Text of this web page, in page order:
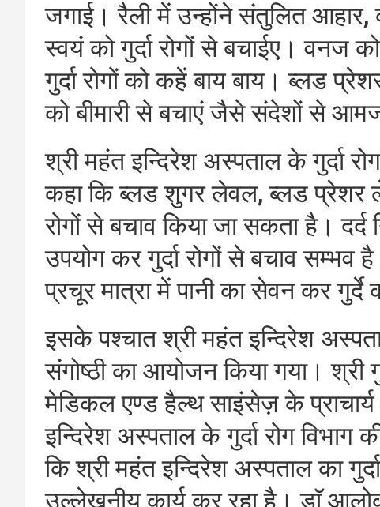
जगाई। रैली में उन्होंने संतुलित आहार,
स्वयं को गुर्दा रोगों से बचाईए। वनज
गुर्दा रोगों को कहें बाय बाय। ब्लड
को बीमारी से बचाएं जैसे संदेशों से
श्री महंत इन्दिरेश अस्पताल के गुर्दा
कहा कि ब्लड शुगर लेवल, ब्लड प्रेशर
रोगों से बचाव किया जा सकता है।
उपयोग कर गुर्दा रोगों से बचाव सम्भव
प्रचूर मात्रा में पानी का सेवन कर
इसके पश्चात श्री महंत इन्दिरेश
संगोष्ठी का आयोजन किया गया।
मेडिकल एण्ड हैल्थ साइंसेज़ के प्राचार्य
इन्दिरेश अस्पताल के गुर्दा रोग विभाग
कि श्री महंत इन्दिरेश अस्पताल का
उल्लेखनीय कार्य कर रहा है। डाॅ आलोक